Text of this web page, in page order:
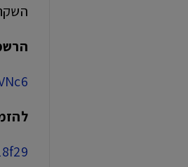
השקת הספר